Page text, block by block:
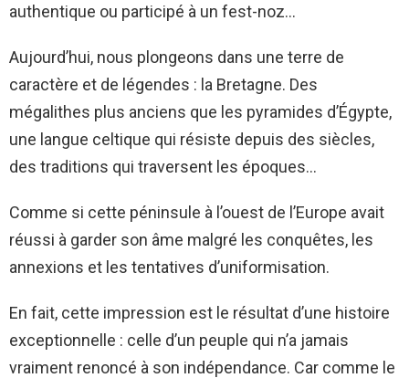
authentique ou participé à un fest-noz…
Aujourd’hui, nous plongeons dans une terre de
caractère et de légendes : la Bretagne. Des
mégalithes plus anciens que les pyramides d’Égypte,
une langue celtique qui résiste depuis des siècles,
des traditions qui traversent les époques…
Comme si cette péninsule à l’ouest de l’Europe avait
réussi à garder son âme malgré les conquêtes, les
annexions et les tentatives d’uniformisation.
En fait, cette impression est le résultat d’une histoire
exceptionnelle : celle d’un peuple qui n’a jamais
vraiment renoncé à son indépendance. Car comme le